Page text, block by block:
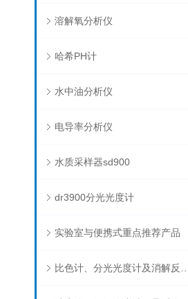
溶解氧分析仪
哈希PH计
水中油分析仪
电导率分析仪
水质采样器sd900
dr3900分光光度计
实验室与便携式重点推荐产品